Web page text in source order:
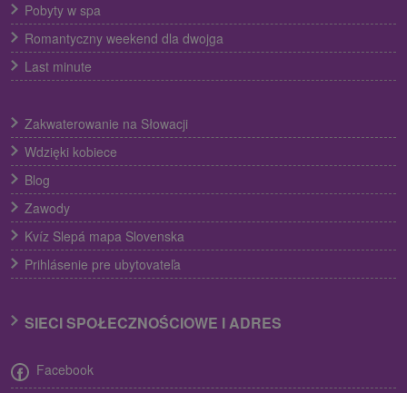
Pobyty w spa
Romantyczny weekend dla dwojga
Last minute
Zakwaterowanie na Słowacji
Wdzięki kobiece
Blog
Zawody
Kvíz Slepá mapa Slovenska
Prihlásenie pre ubytovateľa
SIECI SPOŁECZNOŚCIOWE I ADRES
Facebook